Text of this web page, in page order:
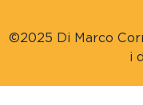
©2025 Di Marco
i